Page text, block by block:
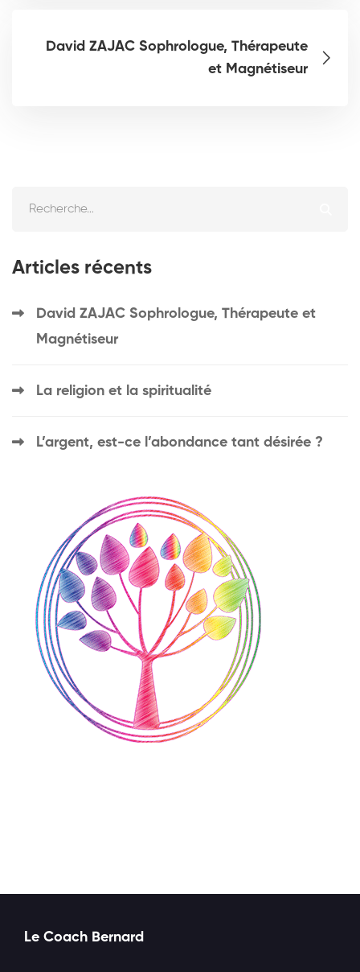
David ZAJAC Sophrologue, Thérapeute
et Magnétiseur
Articles récents
David ZAJAC Sophrologue, Thérapeute et
Magnétiseur
La religion et la spiritualité
L’argent, est-ce l’abondance tant désirée ?
Le Coach Bernard